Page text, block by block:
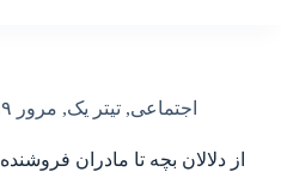
اجتماعی, تیتر یک, مرور ۹۹
از دلالان بچه تا مادران فروشنده